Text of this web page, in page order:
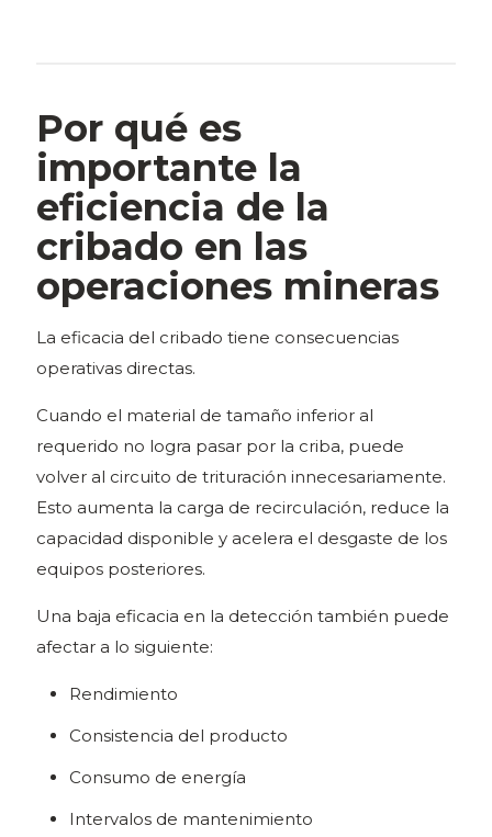
Por qué es
importante la
eficiencia de la
cribado en las
operaciones mineras
La eficacia del cribado tiene consecuencias
operativas directas.
Cuando el material de tamaño inferior al
requerido no logra pasar por la criba, puede
volver al circuito de trituración innecesariamente.
Esto aumenta la carga de recirculación, reduce la
capacidad disponible y acelera el desgaste de los
equipos posteriores.
Una baja eficacia en la detección también puede
afectar a lo siguiente:
Rendimiento
Consistencia del producto
Consumo de energía
Intervalos de mantenimiento